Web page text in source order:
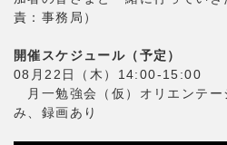
責：事務局）
開催スケジュール（予定）
08月22日（木）14:00-15:00
月一勉強会（仮）オリエンテ
み、録画あり